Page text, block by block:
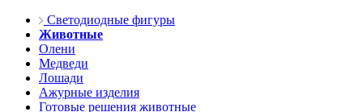
Светодиодные фигуры
Животные
Олени
Медведи
Лошади
Ажурные изделия
Готовые решения животные